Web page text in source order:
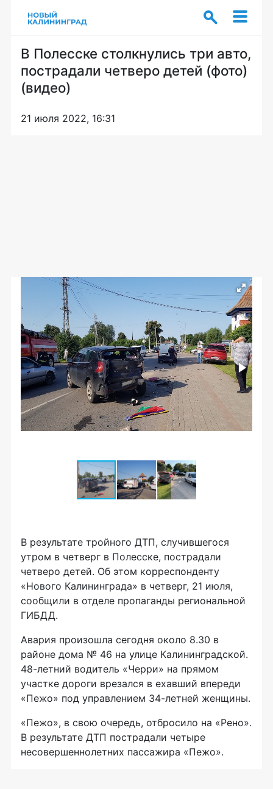
В Полесске столкнулись три авто,
пострадали четверо детей (фото)
(видео)
21 июля 2022, 16:31
В результате тройного ДТП, случившегося
утром в четверг в Полесске, пострадали
четверо детей. Об этом корреспонденту
«Нового Калининграда» в четверг, 21 июля,
сообщили в отделе пропаганды региональной
ГИБДД.
Авария произошла сегодня около 8.30 в
районе дома № 46 на улице Калининградской.
48-летний водитель «Черри» на прямом
участке дороги врезался в ехавший впереди
«Пежо» под управлением 34-летней женщины.
«Пежо», в свою очередь, отбросило на «Рено».
В результате ДТП пострадали четыре
несовершеннолетних пассажира «Пежо».